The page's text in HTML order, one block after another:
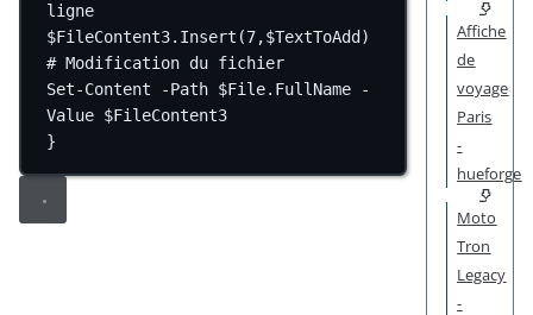
ligne
$FileContent3.Insert(7,$TextToAdd)
# Modification du fichier
Set-Content
-Path $File.FullName
-
Value $FileContent3
}
Affiche
de
voyage
Paris
-
hueforge
Moto
Tron
Legacy
-